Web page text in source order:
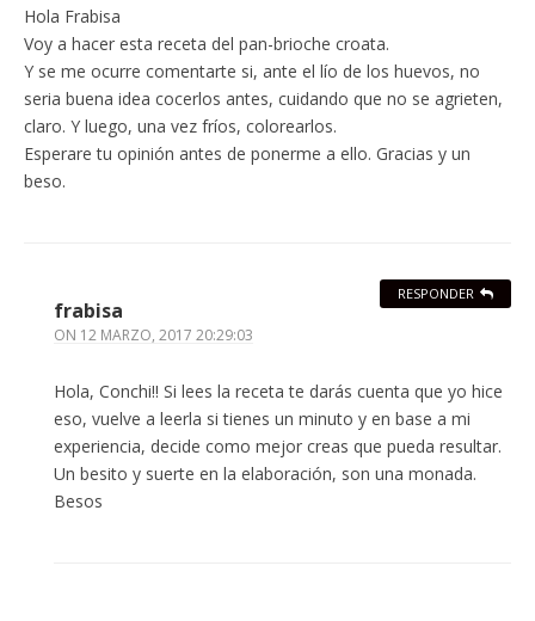
Hola Frabisa
Voy a hacer esta receta del pan-brioche croata.
Y se me ocurre comentarte si, ante el lío de los huevos, no
seria buena idea cocerlos antes, cuidando que no se agrieten,
claro. Y luego, una vez fríos, colorearlos.
Esperare tu opinión antes de ponerme a ello. Gracias y un
beso.
frabisa
ON 12 MARZO, 2017 20:29:03
Hola, Conchi!! Si lees la receta te darás cuenta que yo hice
eso, vuelve a leerla si tienes un minuto y en base a mi
experiencia, decide como mejor creas que pueda resultar.
Un besito y suerte en la elaboración, son una monada.
Besos
RESPONDER